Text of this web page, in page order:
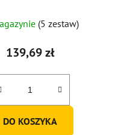
(5 zestaw)
139,69 zł
DO KOSZYKA